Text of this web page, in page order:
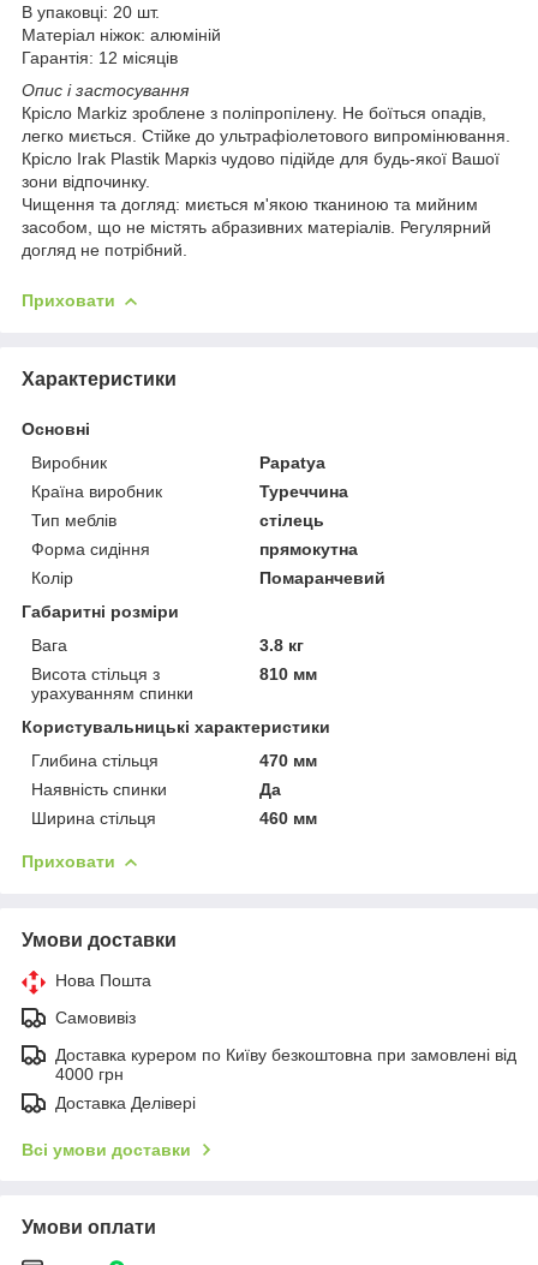
В упаковці: 20 шт.
Матеріал ніжок: алюміній
Гарантія: 12 місяців
Опис і застосування
Крісло Markiz зроблене з поліпропілену. Не боїться опадів,
легко миється. Стійке до ультрафіолетового випромінювання.
Крісло Irak Plastik Маркіз чудово підійде для будь-якої Вашої
зони відпочинку.
Чищення та догляд: миється м'якою тканиною та мийним
засобом, що не містять абразивних матеріалів. Регулярний
догляд не потрібний.
Приховати
Характеристики
Основні
Виробник
Papatya
Країна виробник
Туреччина
Тип меблів
стілець
Форма сидіння
прямокутна
Колір
Помаранчевий
Габаритні розміри
Вага
3.8 кг
Висота стільця з
урахуванням спинки
810 мм
Користувальницькі характеристики
Глибина стільця
470 мм
Наявність спинки
Да
Ширина стільця
460 мм
Приховати
Умови доставки
Нова Пошта
Самовивіз
Доставка курером по Київу безкоштовна при замовлені від
4000 грн
Доставка Делівері
Всі умови доставки
Умови оплати